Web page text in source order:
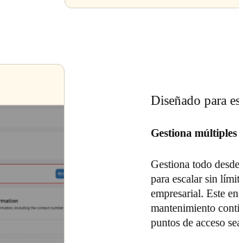
Diseñado para
Gestiona
Gestiona todo
para escalar sin
empresarial. Este
mantenimiento
puntos de acceso